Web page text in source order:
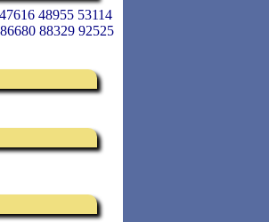
48955 53114
88329 92525